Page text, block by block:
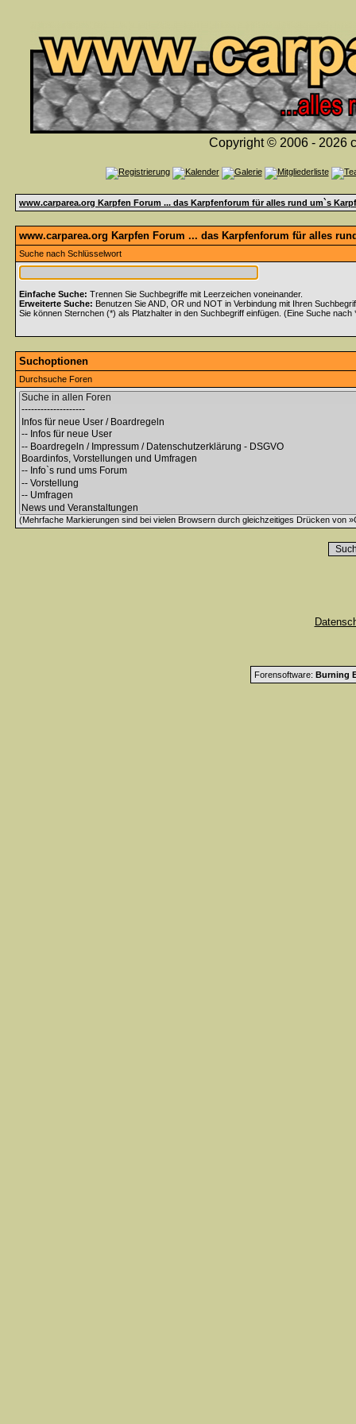
Copyright © 2006 - 2026
www.carparea.org Karpfen Forum ... das Karpfenforum für alles rund um`s
www.carparea.org Karpfen Forum ... das Karpfenforum für alles
Suche nach Schlüsselwort
Einfache Suche: Trennen Sie Suchbegriffe mit Leerzeichen voneinander.
Erweiterte Suche: Benutzen Sie AND, OR und NOT in Verbindung mit Ihren
Sie können Sternchen (*) als Platzhalter in den Suchbegriff einfügen. (Eine Suche
Suchoptionen
Durchsuche Foren
(Mehrfache Markierungen sind bei vielen Browsern durch gleichzeitiges Drücken von
Forensoftware: Burning